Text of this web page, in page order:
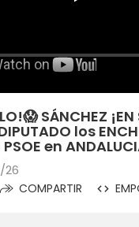
SÁNCHEZ
los
en
26
COMPARTIR